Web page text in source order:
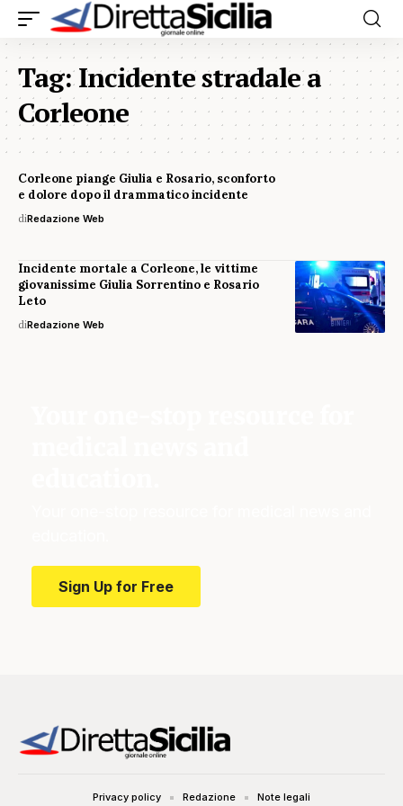
Tag:Incidente stradale a
Corleone
Corleone piange Giulia e Rosario, sconforto
e dolore dopo il drammatico incidente
diRedazione Web
Incidente mortale a Corleone, le vittime
giovanissime Giulia Sorrentino e Rosario
Leto
diRedazione Web
Sign Up for Free
Privacy policy Redazione Note legali